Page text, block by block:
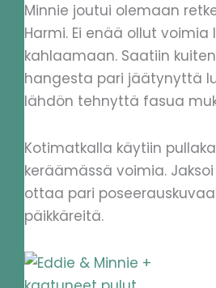
Minnie joutui olemaan
Harmi. Ei enää ollut
kahlaamaan. Saatiin
hangesta pari jäätynyttä
lähdön tehnyttä fasua
Kotimatkalla käytiin
keräämässä voimia.
ottaa pari
päikkäreitä.